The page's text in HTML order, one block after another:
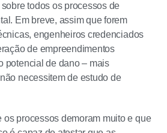
todos os processos de
Em breve, assim que forem
engenheiros credenciados
de empreendimentos
potencial de dano – mais
necessitem de estudo de
os processos demoram muito e que